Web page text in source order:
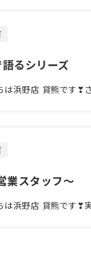
語るシリーズ
業スタッフ～